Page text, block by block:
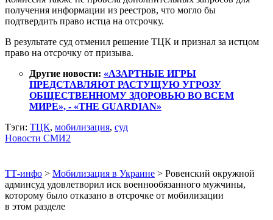
получения информации из реестров, что могло бы
подтвердить право истца на отсрочку.
В результате суд отменил решение ТЦК и признал за истцом
право на отсрочку от призыва.
Другие новости: «АЗАРТНЫЕ ИГРЫ
ПРЕДСТАВЛЯЮТ РАСТУЩУЮ УГРОЗУ
ОБЩЕСТВЕННОМУ ЗДОРОВЬЮ ВО ВСЕМ
МИРЕ», - «THE GUARDIAN»
Тэги: ТЦК, мобилизация, суд
Новости СМИ2
ТТ-инфо > Мобилизация в Украине > Ровенский окружной
админсуд удовлетворил иск военнообязанного мужчины,
которому было отказано в отсрочке от мобилизации
в этом разделе